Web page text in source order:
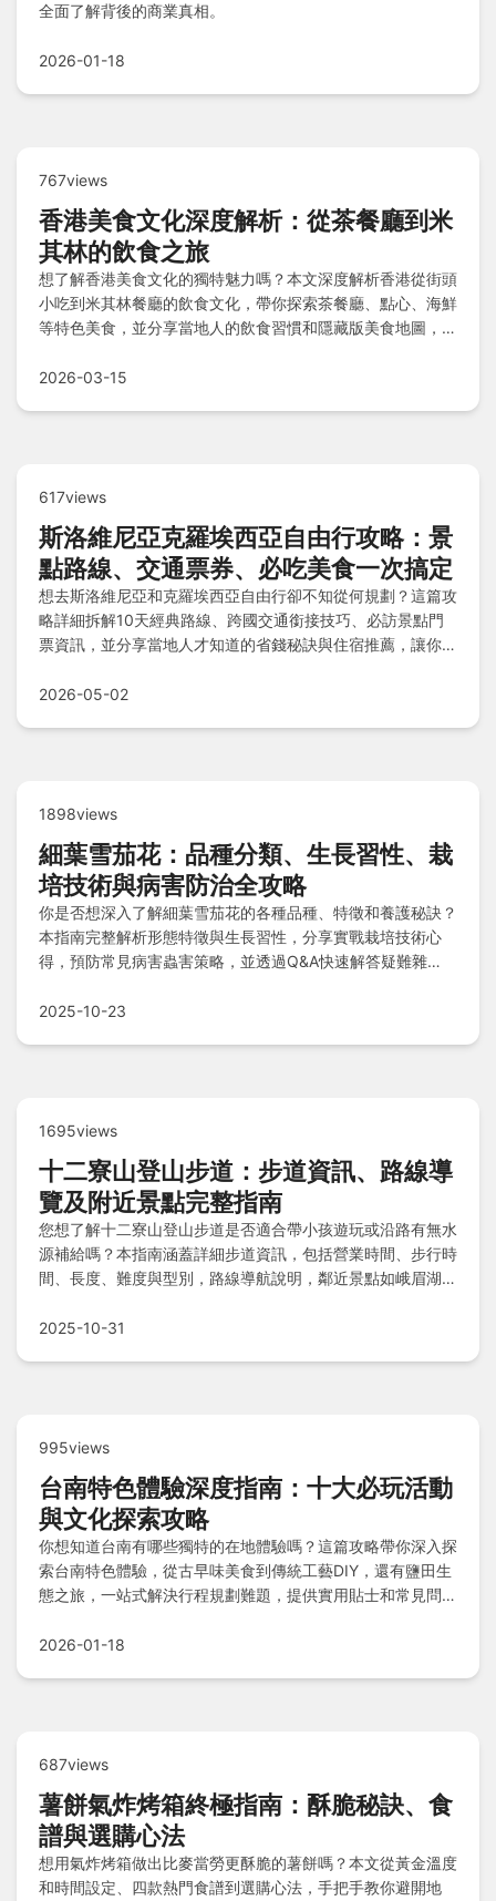
全面了解背後的商業真相。
2026-01-18
767views
香港美食文化深度解析：從茶餐廳到米
其林的飲食之旅
想了解香港美食文化的獨特魅力嗎？本文深度解析香港從街頭
小吃到米其林餐廳的飲食文化，帶你探索茶餐廳、點心、海鮮
等特色美食，並分享當地人的飲食習慣和隱藏版美食地圖，讓
2026-03-15
617views
斯洛維尼亞克羅埃西亞自由行攻略：景
點路線、交通票券、必吃美食一次搞定
想去斯洛維尼亞和克羅埃西亞自由行卻不知從何規劃？這篇攻
略詳細拆解10天經典路線、跨國交通銜接技巧、必訪景點門
票資訊，並分享當地人才知道的省錢秘訣與住宿推薦，讓你輕
2026-05-02
1898views
細葉雪茄花：品種分類、生長習性、栽
培技術與病害防治全攻略
你是否想深入了解細葉雪茄花的各種品種、特徵和養護秘訣？
本指南完整解析形態特徵與生長習性，分享實戰栽培技術心
得，預防常見病害蟲害策略，並透過Q&A快速解答疑難雜
2025-10-23
1695views
十二寮山登山步道：步道資訊、路線導
覽及附近景點完整指南
您想了解十二寮山登山步道是否適合帶小孩遊玩或沿路有無水
源補給嗎？本指南涵蓋詳細步道資訊，包括營業時間、步行時
間、長度、難度與型別，路線導航說明，鄰近景點如峨眉湖、
您輕鬆規劃登山行程與周邊美食探索。
2025-10-31
995views
台南特色體驗深度指南：十大必玩活動
與文化探索攻略
你想知道台南有哪些獨特的在地體驗嗎？這篇攻略帶你深入探
索台南特色體驗，從古早味美食到傳統工藝DIY，還有鹽田生
態之旅，一站式解決行程規劃難題，提供實用貼士和常見問
2026-01-18
687views
薯餅氣炸烤箱終極指南：酥脆秘訣、食
譜與選購心法
想用氣炸烤箱做出比麥當勞更酥脆的薯餅嗎？本文從黃金溫度
和時間設定、四款熱門食譜到選購心法，手把手教你避開地